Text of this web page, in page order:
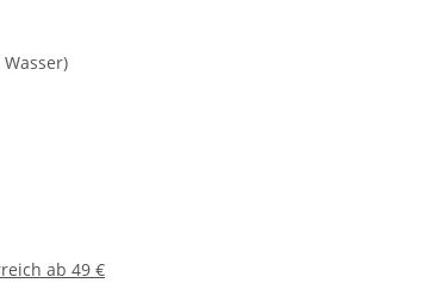
ab 49 €